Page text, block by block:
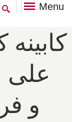
Menu
کابینه
و